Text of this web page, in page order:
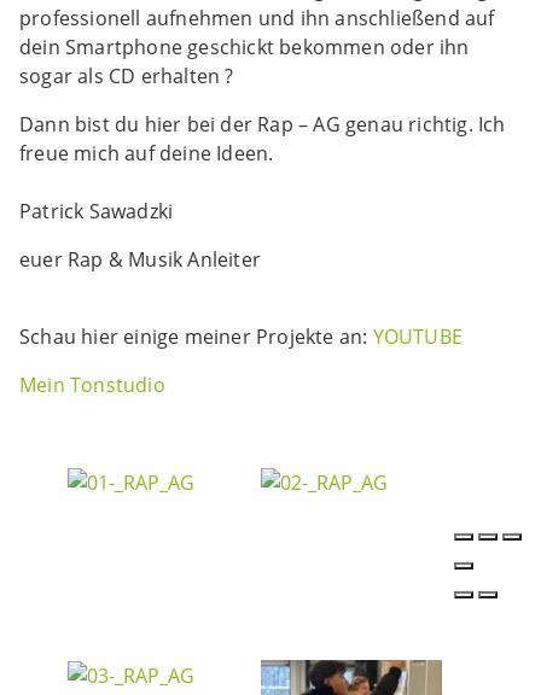
professionell aufnehmen und ihn anschließend auf
dein Smartphone geschickt bekommen oder ihn
sogar als CD erhalten ?
Dann bist du hier bei der Rap – AG genau richtig. Ich
freue mich auf deine Ideen.
Patrick Sawadzki
euer Rap & Musik Anleiter
Schau hier einige meiner Projekte an: YOUTUBE
Mein Tonstudio